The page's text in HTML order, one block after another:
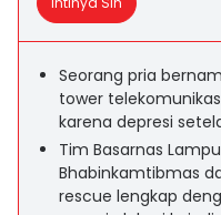
Seorang pria
tower
karena depresi
Tim Basarnas
Bhabinkamtibmas
rescue lengkap